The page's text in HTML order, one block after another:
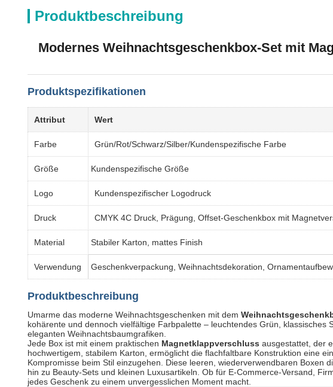
Produktbeschreibung
Modernes Weihnachtsgeschenkbox-Set mit
Produktspezifikationen
Attribut Wert
Farbe Grün/Rot/Schwarz/Silber/Kundenspezifische Farbe
Größe Kundenspezifische Größe
Logo Kundenspezifischer Logodruck
Druck CMYK 4C Druck, Prägung, Offset-Geschenkbox mit
Material Stabiler Karton, mattes Finish
Verwendung Geschenkverpackung, Weihnachtsdekoration,
Produktbeschreibung
Umarme das moderne Weihnachtsgeschenken mit dem
kohärente und dennoch vielfältige Farbpalette – leuchtendes Grün,
eleganten Weihnachtsbaumgrafiken.
Jede Box ist mit einem praktischen Magnetklappverschluss ausgestattet, der
hochwertigem, stabilem Karton, ermöglicht die flachfaltbare Konstruktion eine
Kompromisse beim Stil einzugehen. Diese leeren, wiederverwendbaren
hin zu Beauty-Sets und kleinen Luxusartikeln. Ob für E-Commerce-Versand,
jedes Geschenk zu einem unvergesslichen Moment macht.